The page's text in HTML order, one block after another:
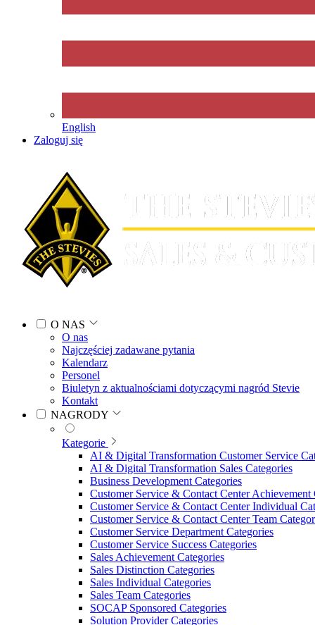
English
Zaloguj się
O NAS
O nas
Najczęściej zadawane pytania
Kalendarz
Personel
Biuletyn z aktualnościami dotyczącymi nagród Stevie
Kontakt
NAGRODY
Kategorie
AI & Digital Transformation Customer Service
AI & Digital Transformation Sales Categories
Business Development Categories
Customer Service & Contact Center Achievement
Customer Service & Contact Center Individual
Customer Service & Contact Center Team
Customer Service Department Categories
Customer Service Success Categories
Sales Achievement Categories
Sales Distinction Categories
Sales Individual Categories
Sales Team Categories
SOCAP Sponsored Categories
Solution Provider Categories